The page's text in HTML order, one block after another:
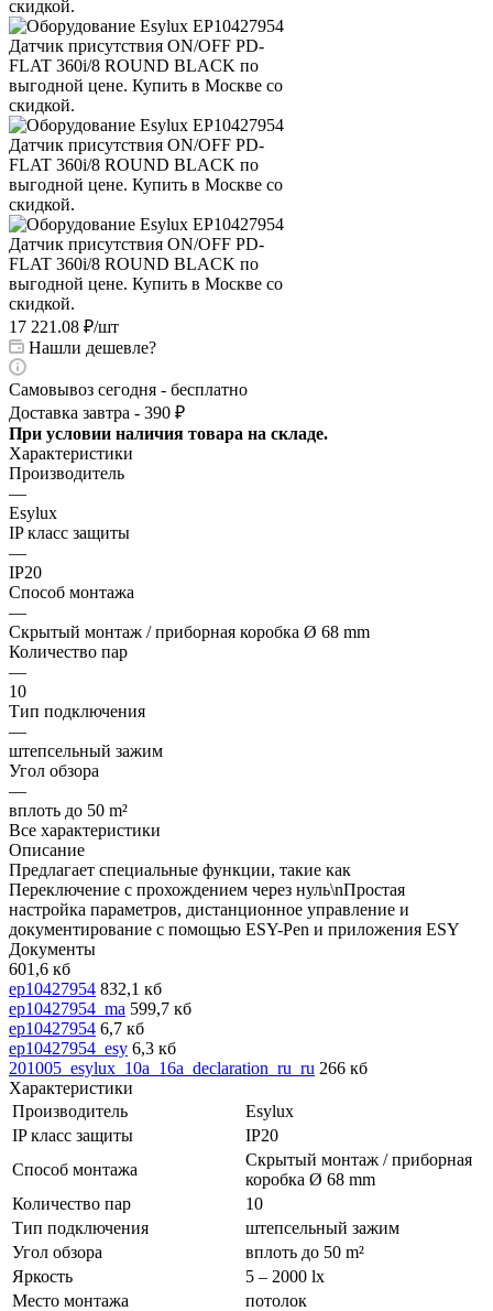
17 221.08 ₽/шт
Нашли дешевле?
Самовывоз сегодня - бесплатно
Доставка завтра - 390 ₽
При условии наличия товара на складе.
Характеристики
Производитель
—
Esylux
IP класс защиты
—
IP20
Способ монтажа
—
Скрытый монтаж / приборная коробка Ø 68 mm
Количество пар
—
10
Тип подключения
—
штепсельный зажим
Угол обзора
—
вплоть до 50 m²
Все характеристики
Описание
Предлагает специальные функции, такие как
Переключение с прохождением через нуль\nПростая
настройка параметров, дистанционное управление и
документирование с помощью ESY-Pen и приложения ESY
Документы
601,6 кб
ep10427954 832,1 кб
ep10427954_ma 599,7 кб
ep10427954 6,7 кб
ep10427954_esy 6,3 кб
201005_esylux_10a_16a_declaration_ru_ru 266 кб
Характеристики
Производитель
Esylux
IP класс защиты
IP20
Способ монтажа
Скрытый монтаж / приборная
коробка Ø 68 mm
Количество пар
10
Тип подключения
штепсельный зажим
Угол обзора
вплоть до 50 m²
Яркость
5 – 2000 lx
Место монтажа
потолок